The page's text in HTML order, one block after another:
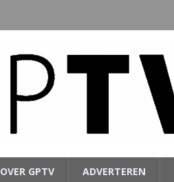
OVER GPTV ADVERTEREN